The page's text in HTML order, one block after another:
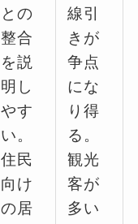
との
整合
を説
明し
やす
い。
住民
向け
の居
線引
きが
争点
にな
り得
る。
観光
客が
多い